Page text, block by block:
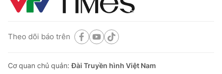
Theo dõi báo trên
Cơ quan chủ quản:Đài Truyền hình Việt Nam